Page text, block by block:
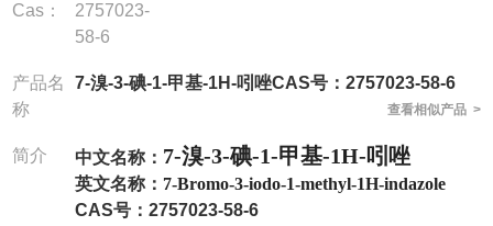
Cas：
2757023-
58-6
产品名
称
7-溴-3-碘-1-甲基-1H-吲唑CAS号：2757023-58-6
查看相似产品 >
简介 中文名称： 7-溴-3-碘-1-甲基-1H-吲唑
英文名称： 7-Bromo-3-iodo-1-methyl-1H-indazole
CAS号： 2757023-58-6